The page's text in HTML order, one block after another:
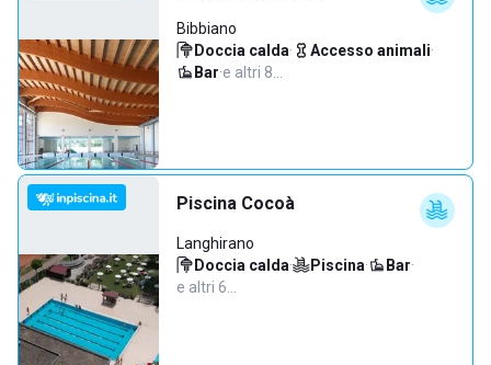
Bibbiano
Doccia calda· Accesso animali·
Bar·e altri 8…
Piscina Cocoà
Langhirano
Doccia calda· Piscina· Bar·
e altri 6…